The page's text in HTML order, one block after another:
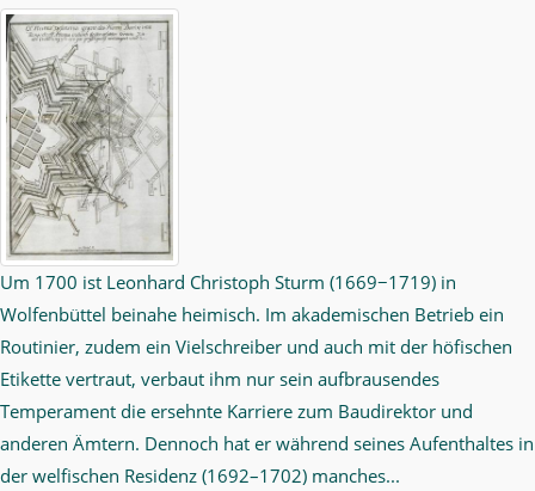
Um 1700 ist Leonhard Christoph Sturm (1669−1719) in
Wolfenbüttel beinahe heimisch. Im akademischen Betrieb ein
Routinier, zudem ein Vielschreiber und auch mit der höfischen
Etikette vertraut, verbaut ihm nur sein aufbrausendes
Temperament die ersehnte Karriere zum Baudirektor und
anderen Ämtern. Dennoch hat er während seines Aufenthaltes in
der welfischen Residenz (1692–1702) manches...